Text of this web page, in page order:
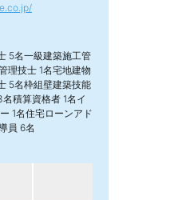
5名一級建築施工管
理技士 1名宅地建物
5名枠組壁建築技能
積算資格者 1名イ
1名住宅ローンアド
員 6名